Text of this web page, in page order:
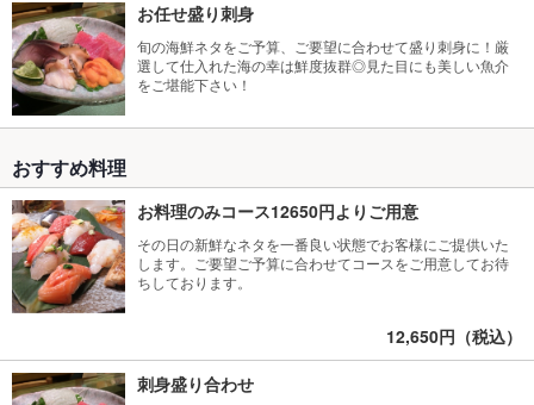
お任せ盛り刺身
旬の海鮮ネタをご予算、ご要望に合わせて盛り刺身に！厳
選して仕入れた海の幸は鮮度抜群◎見た目にも美しい魚介
をご堪能下さい！
おすすめ料理
お料理のみコース12650円よりご用意
その日の新鮮なネタを一番良い状態でお客様にご提供いた
します。ご要望ご予算に合わせてコースをご用意してお待
ちしております。
12,650円（税込）
刺身盛り合わせ